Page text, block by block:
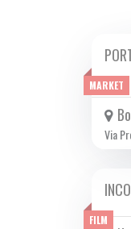
MARKET
Via
FILM